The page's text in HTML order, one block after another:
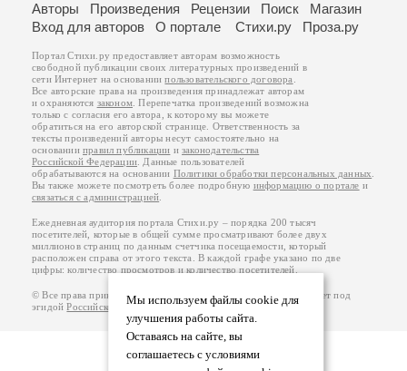
Мы используем файлы cookie для
улучшения работы сайта.
Оставаясь на сайте, вы
соглашаетесь с условиями
Авторы Произведения Рецензии Поиск
Магазин
Вход для авторов
О портале Стихи.ру Проза.ру
Портал Стихи.ру предоставляет авторам возможность
свободной публикации своих литературных произведений в
сети Интернет на основаниипользовательского договора
Все авторские права на произведения принадлежат авторам
и охраняются законом . Перепечатка произведений возможна
только с согласия его автора, к которому вы можете
обратиться на его авторской странице. Ответственность за
тексты произведений авторы несут самостоятельно на
основанииправил публикации изаконодательства
Российской Федерации . Данные пользователей
обрабатываются на основании Политики обработки персональных данных
Вы также можете посмотреть более подробную информацию о портале и
связаться с администрацией
Ежедневная аудитория портала Стихи.ру – порядка 200 тысяч
посетителей, которые в общей сумме просматривают более двух
миллионов страниц по данным счетчика посещаемости, который
расположен справа от этого текста. В каждой графе указано по две
цифры: количество просмотров и количество посетителей.
© Все права принадлежат авторам, 2000-2026. Портал работает под
эгидойРоссийского союза писателей.18+